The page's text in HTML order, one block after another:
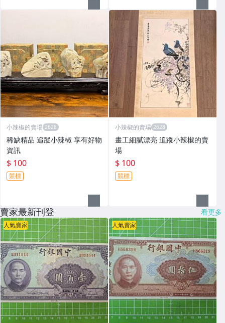
小辣椒的賣場
稀缺精品 追蹤小辣椒 享有好物
資訊
$ 100
競標
小辣椒的賣場
畫工細膩漂亮 追蹤小辣椒的賣
場
$ 100
競標
賣家最新刊登 看更多
人氣賣家 人氣賣家